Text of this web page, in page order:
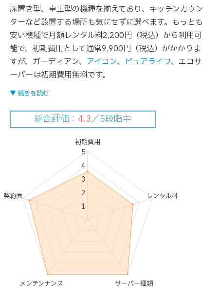
床置き型、卓上型の機種を揃えており、キッチンカウン
ターなど設置する場所も気にせずに選べます。もっとも
安い機種で月額レンタル料2,200円（税込）から利用可
能で、初期費用として通常9,900円（税込）がかかりま
すが、ガーディアン、 アイコン、 ピュアライフ、エコサ
ーバーは初期費用無料です。
▼ 続きを読む
総合評価： 4.3／5段階中
初期費用
レンタル料
サーバー種類
メンテンナンス
契約面
1
2
3
4
5